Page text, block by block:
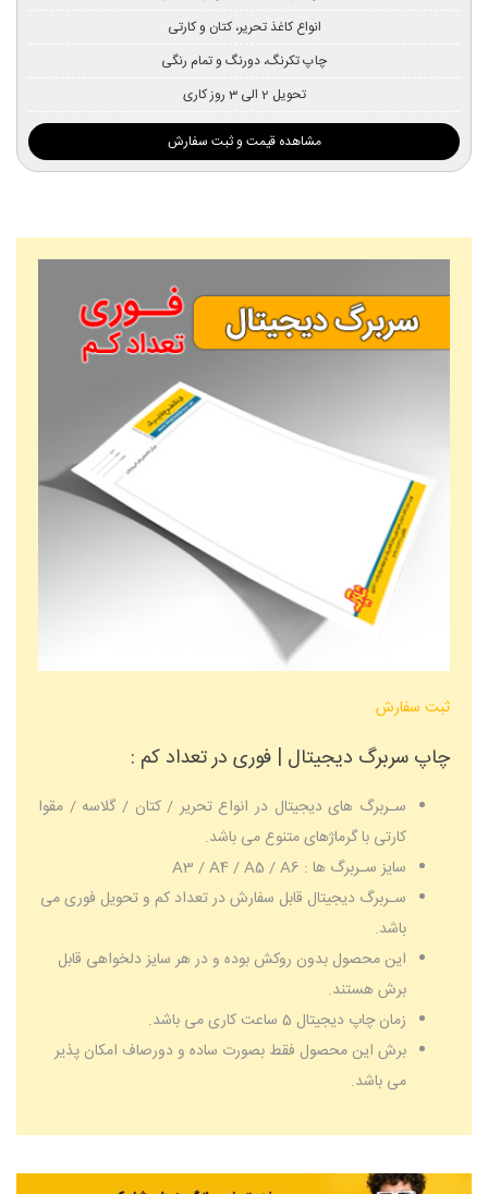
انواع کاغذ تحریر، کتان و کارتی
چاپ تکرنگ، دورنگ و تمام رنگی
تحویل 2 الی 3 روز کاری
مشاهده قیمت و ثبت سفارش
ثبت سفارش
چاپ سربرگ دیجیتال | فوری در تعداد کم :
سـربرگ های دیجیتال در انواع تحریر / کتان / گلاسه / مقوا
کارتی با گرماژهای متنوع می باشد.
سایز سـربرگ ها : A3 / A4 / A5 / A6
سـربرگ دیجیتال قابل سفارش در تعداد کم و تحویل فوری می
باشد.
این محصول بدون روکش بوده و در هر سایز دلخواهی قابل
برش هستند.
زمان چاپ دیجیتال 5 ساعت کاری می باشد.
برش این محصول فقط بصورت ساده و دورصاف امکان پذیر
می باشد.